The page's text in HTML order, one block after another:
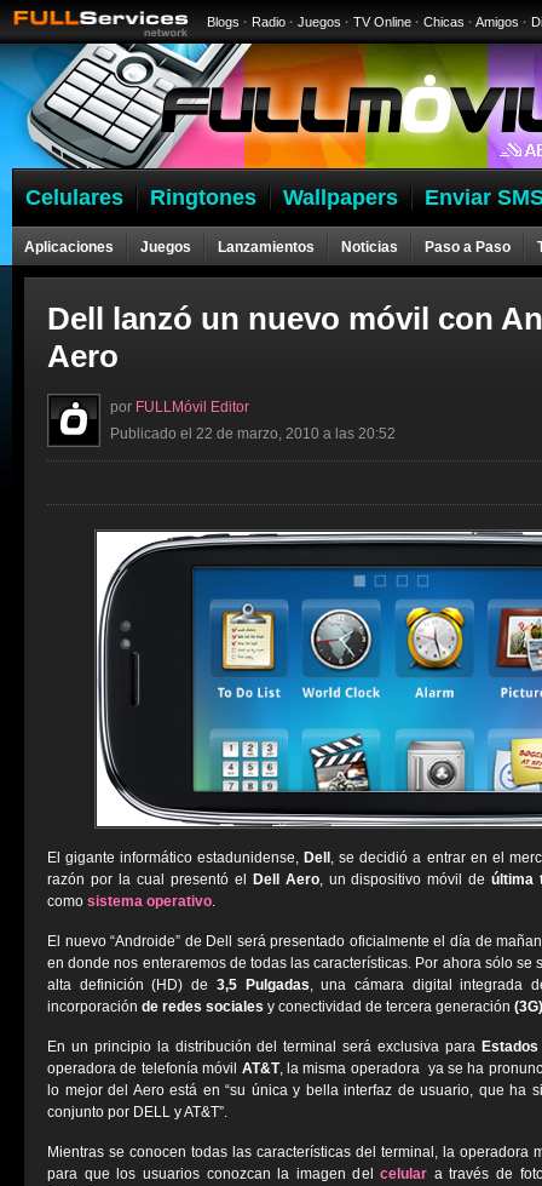
Blogs · Radio · Juegos · TV Online · Chicas · Amigos ·
Celulares Ringtones Wallpapers Enviar
Aplicaciones Juegos Lanzamientos Noticias Paso a Paso
Dell lanzó un nuevo móvil con
Aero
por FULLMóvil Editor
Publicado el 22 de marzo, 2010 a las 20:52
El gigante informático estadunidense, Dell , se decidió a entrar en el
razón por la cual presentó el
Dell Aero, un dispositivo móvil deúltima
como sistema operativo.
El nuevo “Androide” de Dell será presentado oficialmente el día de
en donde nos enteraremos de todas las características. Por ahora sólo se
alta definición (HD) de 3,5 Pulgadas, una cámara digital integrada
incorporación de redes sociales y conectividad de tercera generación (3G)
En un principio la distribución del terminal será exclusiva paraEstados
operadora de telefonía móvil AT&T, la misma operadora ya se ha
lo mejor del Aero está en “su única y bella interfaz de usuario, que ha
conjunto por DELL y AT&T”.
Mientras se conocen todas las características del terminal, la operadora
para que los usuarios conozcan la imagen delcelular a través de